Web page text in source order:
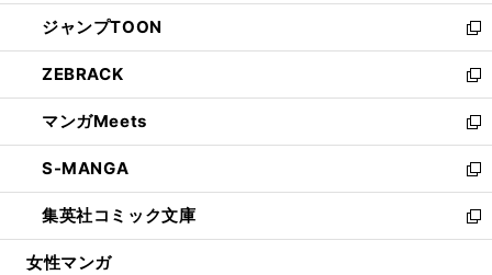
く
ウ
で
開
く
ン
ド
ウ
で
開
く
ウ
ィ
ン
ド
ウ
で
開
く
し
い
ウ
ィ
ン
ド
ウ
で
開
く
ジャンプTOON
新
し
い
ウ
ィ
ン
ド
ウ
で
開
ZEBRACK
新
し
い
ウ
ィ
ン
ド
ウ
マンガMeets
新
し
い
ウ
ィ
ン
S-MANGA
新
し
い
ウ
集英社コミック文庫
新
し
女性マンガ